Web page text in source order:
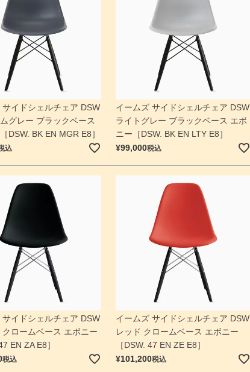
サイドシェルチェア DSW
グレー ブラックベース
DSW. BK EN MGR E8］
込
イームズ サイドシェルチェア DSW
ライトグレー ブラックベース エボ
ニー［DSW. BK EN LTY E8］
¥99,000税込
サイドシェルチェア DSW
クロームベース エボニー
EN ZA E8］
税込
イームズ サイドシェルチェア DSW
レッド クロームベース エボニー
［DSW. 47 EN ZE E8］
¥101,200税込